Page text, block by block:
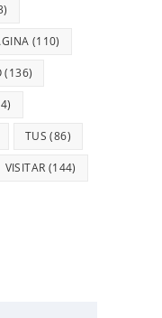
(110)
(136)
TUS (86)
VISITAR (144)